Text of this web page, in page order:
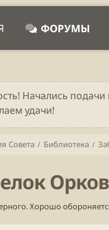
ФОРУМЫ
Начались подачи
удачи!
Совета Библиотека
Орков
Хорошо